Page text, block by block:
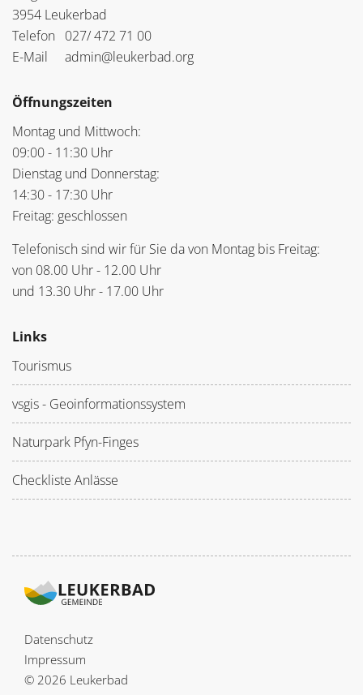
3954 Leukerbad
Telefon 027/ 472 71 00
E-Mail
admin@leukerbad.org
Öffnungszeiten
Montag und Mittwoch:
09:00 - 11:30 Uhr
Dienstag und Donnerstag:
14:30 - 17:30 Uhr
Freitag: geschlossen
Telefonisch sind wir für Sie da von Montag bis Freitag:
von 08.00 Uhr - 12.00 Uhr
und 13.30 Uhr - 17.00 Uhr
Links
Tourismus
vsgis - Geoinformationssystem
Naturpark Pfyn-Finges
Checkliste Anlässe
Datenschutz
Impressum
© 2026 Leukerbad